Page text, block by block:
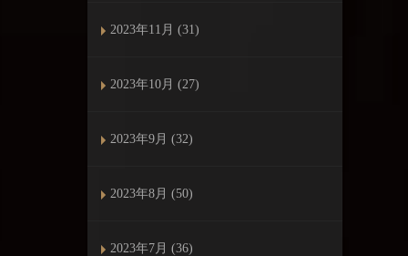
2023年11月 (31)
2023年10月 (27)
2023年9月 (32)
2023年8月 (50)
2023年7月 (36)